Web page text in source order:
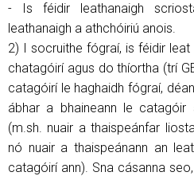
- Is féidir leathanaigh
leathanaigh a athchóiriú anois.
2) I socruithe fógraí, is féidir
chatagóirí agus do thíortha (trí
catagóirí le haghaidh fógraí,
ábhar a bhaineann le
(m.sh. nuair a thaispeánfar
nó nuair a thaispeánann an
catagóirí ann). Sna cásanna